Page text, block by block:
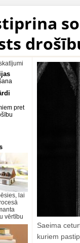
pret
lai
vērtību
Saeima
kuriem